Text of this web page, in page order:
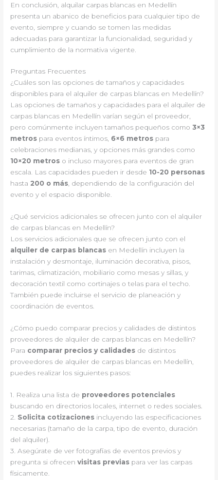
En conclusión, alquilar carpas blancas en Medellín
presenta un abanico de beneficios para cualquier tipo de
evento, siempre y cuando se tomen las medidas
adecuadas para garantizar la funcionalidad, seguridad y
cumplimiento de la normativa vigente.
Preguntas Frecuentes
¿Cuáles son las opciones de tamaños y capacidades
disponibles para el alquiler de carpas blancas en Medellín?
Las opciones de tamaños y capacidades para el alquiler de
carpas blancas en Medellín varían según el proveedor,
pero comúnmente incluyen tamaños pequeños como3×3
metros para eventos íntimos, 6×6 metros para
celebraciones medianas, y opciones más grandes como
10×20 metros o incluso mayores para eventos de gran
escala. Las capacidades pueden ir desde 10-20 personas
hasta 200 o más, dependiendo de la configuración del
evento y el espacio disponible.
¿Qué servicios adicionales se ofrecen junto con el alquiler
de carpas blancas en Medellín?
Los servicios adicionales que se ofrecen junto con el
alquiler de carpas blancas en Medellín incluyen la
instalación y desmontaje, iluminación decorativa, pisos,
tarimas, climatización, mobiliario como mesas y sillas, y
decoración textil como cortinajes o telas para el techo.
También puede incluirse el servicio de planeación y
coordinación de eventos.
¿Cómo puedo comparar precios y calidades de distintos
proveedores de alquiler de carpas blancas en Medellín?
Para comparar precios y calidades de distintos
proveedores de alquiler de carpas blancas en Medellín,
puedes realizar los siguientes pasos:
1. Realiza una lista de proveedores potenciales
buscando en directorios locales, internet o redes sociales.
2. Solicita cotizaciones incluyendo las especificaciones
necesarias (tamaño de la carpa, tipo de evento, duración
del alquiler).
3. Asegúrate de ver fotografías de eventos previos y
pregunta si ofrecenvisitas previas para ver las carpas
físicamente.